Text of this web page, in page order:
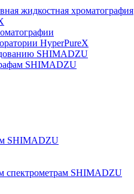
жидкостная хроматография
HyperPureX
SHIMADZU
SHIMADZU
SHIMADZU
спектрометрам SHIMADZU